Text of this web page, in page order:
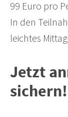
99 Euro pro
In den
leichtes
Jetzt
sichern!